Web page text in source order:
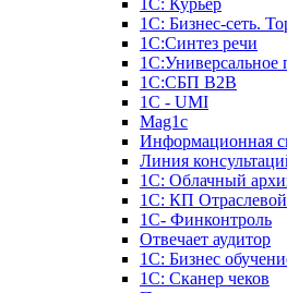
1С: Курьер
1С: Бизнес-сеть.
1С:Синтез речи
1С:Универсальное
1С:СБП B2B
1C - UMI
Mag1c
Информационная
Линия
1С: Облачный
1С: КП Отраслевой
1С- Финконтроль
Отвечает аудитор
1С: Бизнес
1С: Сканер чеков